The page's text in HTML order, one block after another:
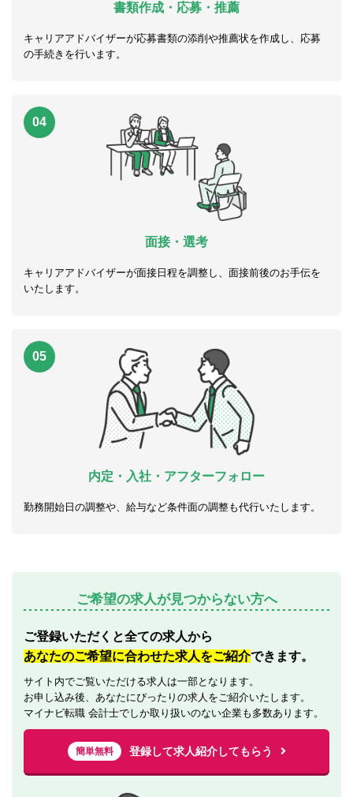
書類作成・応募・推薦
キャリアアドバイザーが応募書類の添削や推薦状を作成し、応募
の手続きを行います。
04
面接・選考
キャリアアドバイザーが面接日程を調整し、面接前後のお手伝を
いたします。
05
内定・入社・アフターフォロー
勤務開始日の調整や、給与など条件面の調整も代行いたします。
ご希望の求人が見つからない方へ
ご登録いただくと全ての求人から
あなたのご希望に合わせた求人をご紹介できます。
サイト内でご覧いただける求人は一部となります。
お申し込み後、あなたにぴったりの求人をご紹介いたします。
マイナビ転職 会計士でしか取り扱いのない企業も多数あります。
簡単無料 登録して求人紹介してもらう